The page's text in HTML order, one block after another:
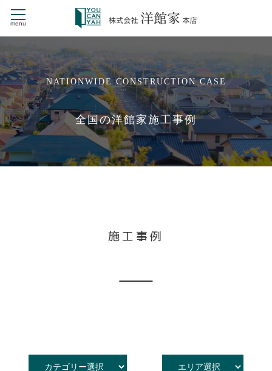
menu
HOME
商品ラインナップ
NEW STYLE
新・戸建賃貸住宅 St.Mariage
デザイナーズ CHERILA MAISON
洋館家の施工事例
よくある質問
NATIONWIDE CONSTRUCTION CASE
全国の洋館家施工事例
施工事例